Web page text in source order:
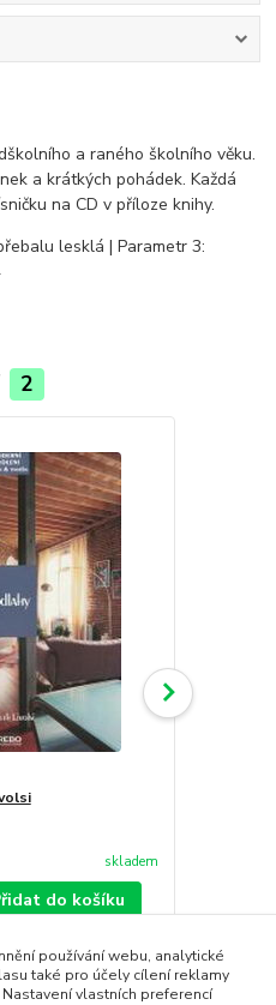
a raného školního věku.
a krátkých pohádek. Každá
na CD v příloze knihy.
lesklá | Parametr 3:
2
skladem
do košíku
používání webu, analytické
také pro účely cílení reklamy
vlastních preferencí